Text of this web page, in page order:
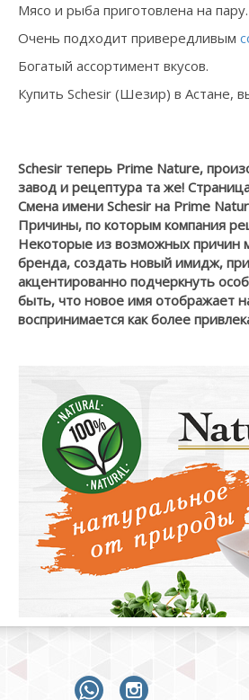
Мясо и рыба приготовлена на пару.
Очень подходит привередливым
Богатый ассортимент вкусов.
Купить Schesir (Шезир) в Астане,
Schesir теперь Prime Nature,
завод и рецептура та же!
Смена имени Schesir на Prime
Причины, по которым компания
Некоторые из возможных причин
бренда, создать новый имидж,
акцентированно подчеркнуть
быть, что новое имя отображает
воспринимается как более
whatsapp instagram